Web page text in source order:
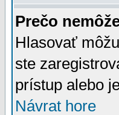
Prečo
Hlasovať
ste
prístup alebo
Návrat hore